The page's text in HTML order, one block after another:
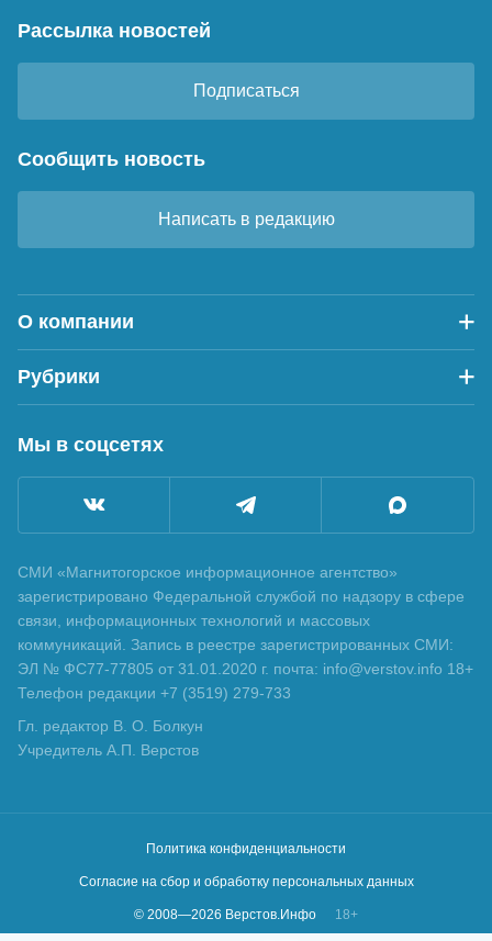
Рассылка новостей
Подписаться
Сообщить новость
Написать в редакцию
О компании
Рубрики
Мы в соцсетях
СМИ «Магнитогорское информационное агентство»
зарегистрировано Федеральной службой по надзору в сфере
связи, информационных технологий и массовых
коммуникаций. Запись в реестре зарегистрированных СМИ:
ЭЛ № ФС77-77805 от 31.01.2020 г. почта: info@verstov.info 18+
Телефон редакции +7 (3519) 279-733
Гл. редактор В. О. Болкун
Учредитель А.П. Верстов
Политика конфиденциальности
Согласие на сбор и обработку персональных данных
© 2008—2026 Верстов.Инфо
18+